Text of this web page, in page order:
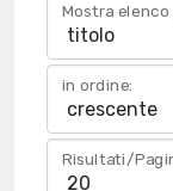
Mostra elenco
in ordine:
Risultati/